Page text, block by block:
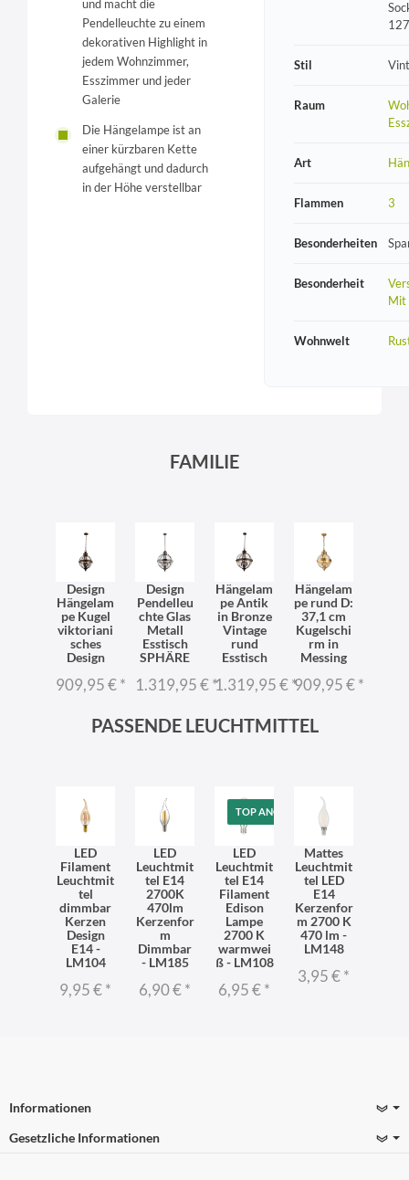
und macht die
Pendelleuchte zu einem
dekorativen Highlight in
jedem Wohnzimmer,
Esszimmer und jeder
Galerie
Die Hängelampe ist an
einer kürzbaren Kette
aufgehängt und dadurch
in der Höhe verstellbar
Stil
Raum
Art
Flammen 3
Besonderheiten
Besonderheit
Mit
Wohnwelt
FAMILIE
Design
Hängelam
pe Kugel
viktoriani
sches
Design
909,95 €*
Design
Pendelleu
chte Glas
Metall
Esstisch
SPHÄRE
1.319,95 €*
Hängelam
pe Antik
in Bronze
Vintage
rund
Esstisch
1.319,95 €*
Hängelam
pe rund D:
37,1 cm
Kugelschi
rm in
Messing
909,95 €*
PASSENDE LEUCHTMITTEL
LED
Filament
Leuchtmit
tel
dimmbar
Kerzen
Design
E14 -
LM104
9,95 €*
LED
Leuchtmit
tel E14
2700K
470lm
Kerzenfor
m
Dimmbar
- LM185
6,90 €*
TOP ANGEBOT
LED
Leuchtmit
tel E14
Filament
Edison
Lampe
2700 K
warmwei
ß - LM108
6,95 €*
Mattes
Leuchtmit
tel LED
E14
Kerzenfor
m 2700 K
470 lm -
LM148
3,95 €*
Informationen
Gesetzliche Informationen